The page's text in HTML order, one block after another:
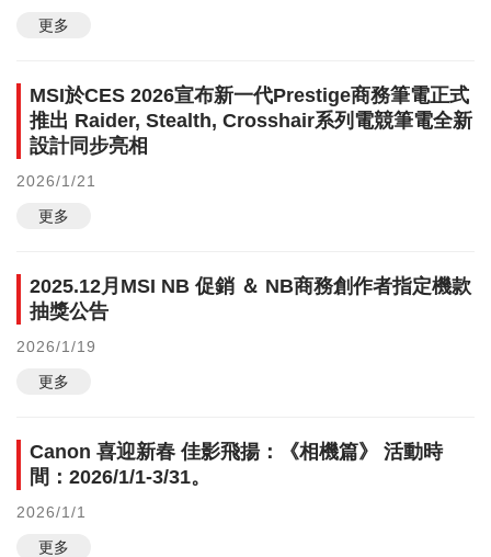
更多
MSI於CES 2026宣布新一代Prestige商務筆電正式
推出 Raider, Stealth, Crosshair系列電競筆電全新
設計同步亮相
2026/1/21
更多
2025.12月MSI NB 促銷 ＆ NB商務創作者指定機款
抽獎公告
2026/1/19
更多
Canon 喜迎新春 佳影飛揚：《相機篇》 活動時
間：2026/1/1-3/31。
2026/1/1
更多